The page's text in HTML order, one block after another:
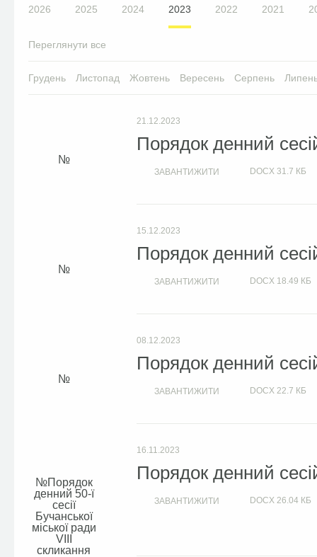
2026 2025 2024 2023 2022 2021
Переглянути все
Грудень Листопад Жовтень Вересень Серпень
21.12.2023
Порядок денний
ЗАВАНТИЖИТИ DOCX 31.7 КБ
15.12.2023
Порядок денний
ЗАВАНТИЖИТИ DOCX 18.49 КБ
08.12.2023
Порядок денний
ЗАВАНТИЖИТИ DOCX 22.7 КБ
Порядок
денний 50-ї
сесії
Бучанської
міської ради
VIIІ
скликання
16.11.2023
Порядок денний
ЗАВАНТИЖИТИ DOCX 26.04 КБ